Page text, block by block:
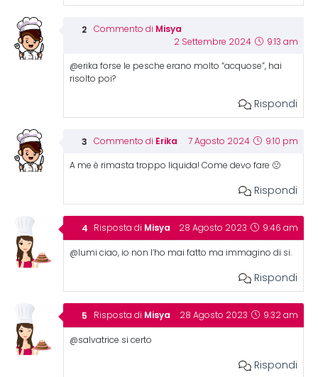
Commento di Misya
2 Settembre 2024 9:13 am
@erika forse le pesche erano molto “acquose”, hai
risolto poi?
Rispondi
Commento di Erika 7 Agosto 2024 9:10 pm
A me è rimasta troppo liquida! Come devo fare 🙁
Rispondi
Risposta di Misya 28 Agosto 2023 9:46 am
@lumi ciao, io non l’ho mai fatto ma immagino di si.
Rispondi
Risposta di Misya 28 Agosto 2023 9:32 am
@salvatrice si certo
Rispondi